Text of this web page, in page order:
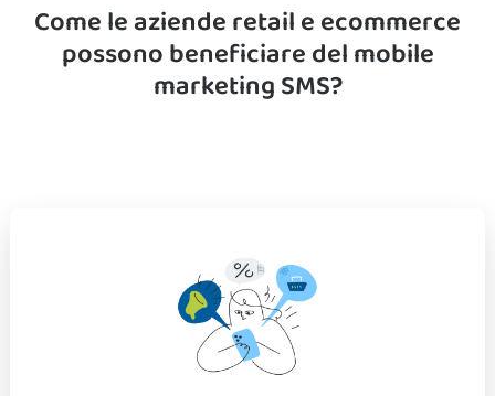
Come le aziende retail e ecommerce
possono beneficiare del mobile
marketing SMS?